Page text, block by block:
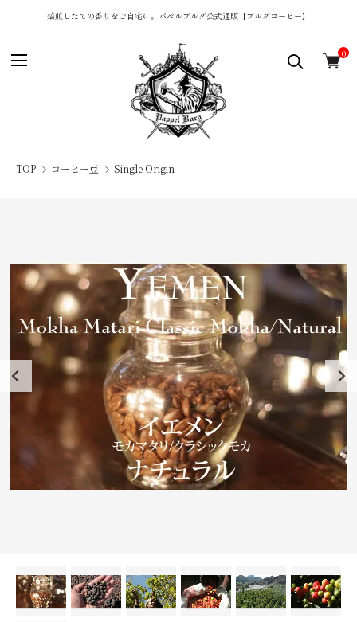
焙煎したての香りをご自宅に。パペルブルグ公式通販【ブルグコーヒー】
0
TOP コーヒー豆 Single Origin